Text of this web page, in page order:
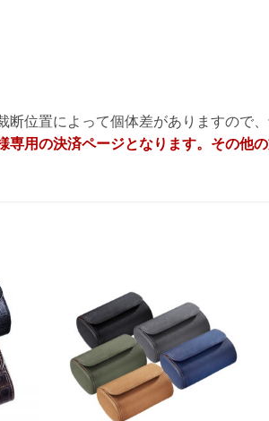
位置によって個体差がありますので、
用の決済ページとなります。その他